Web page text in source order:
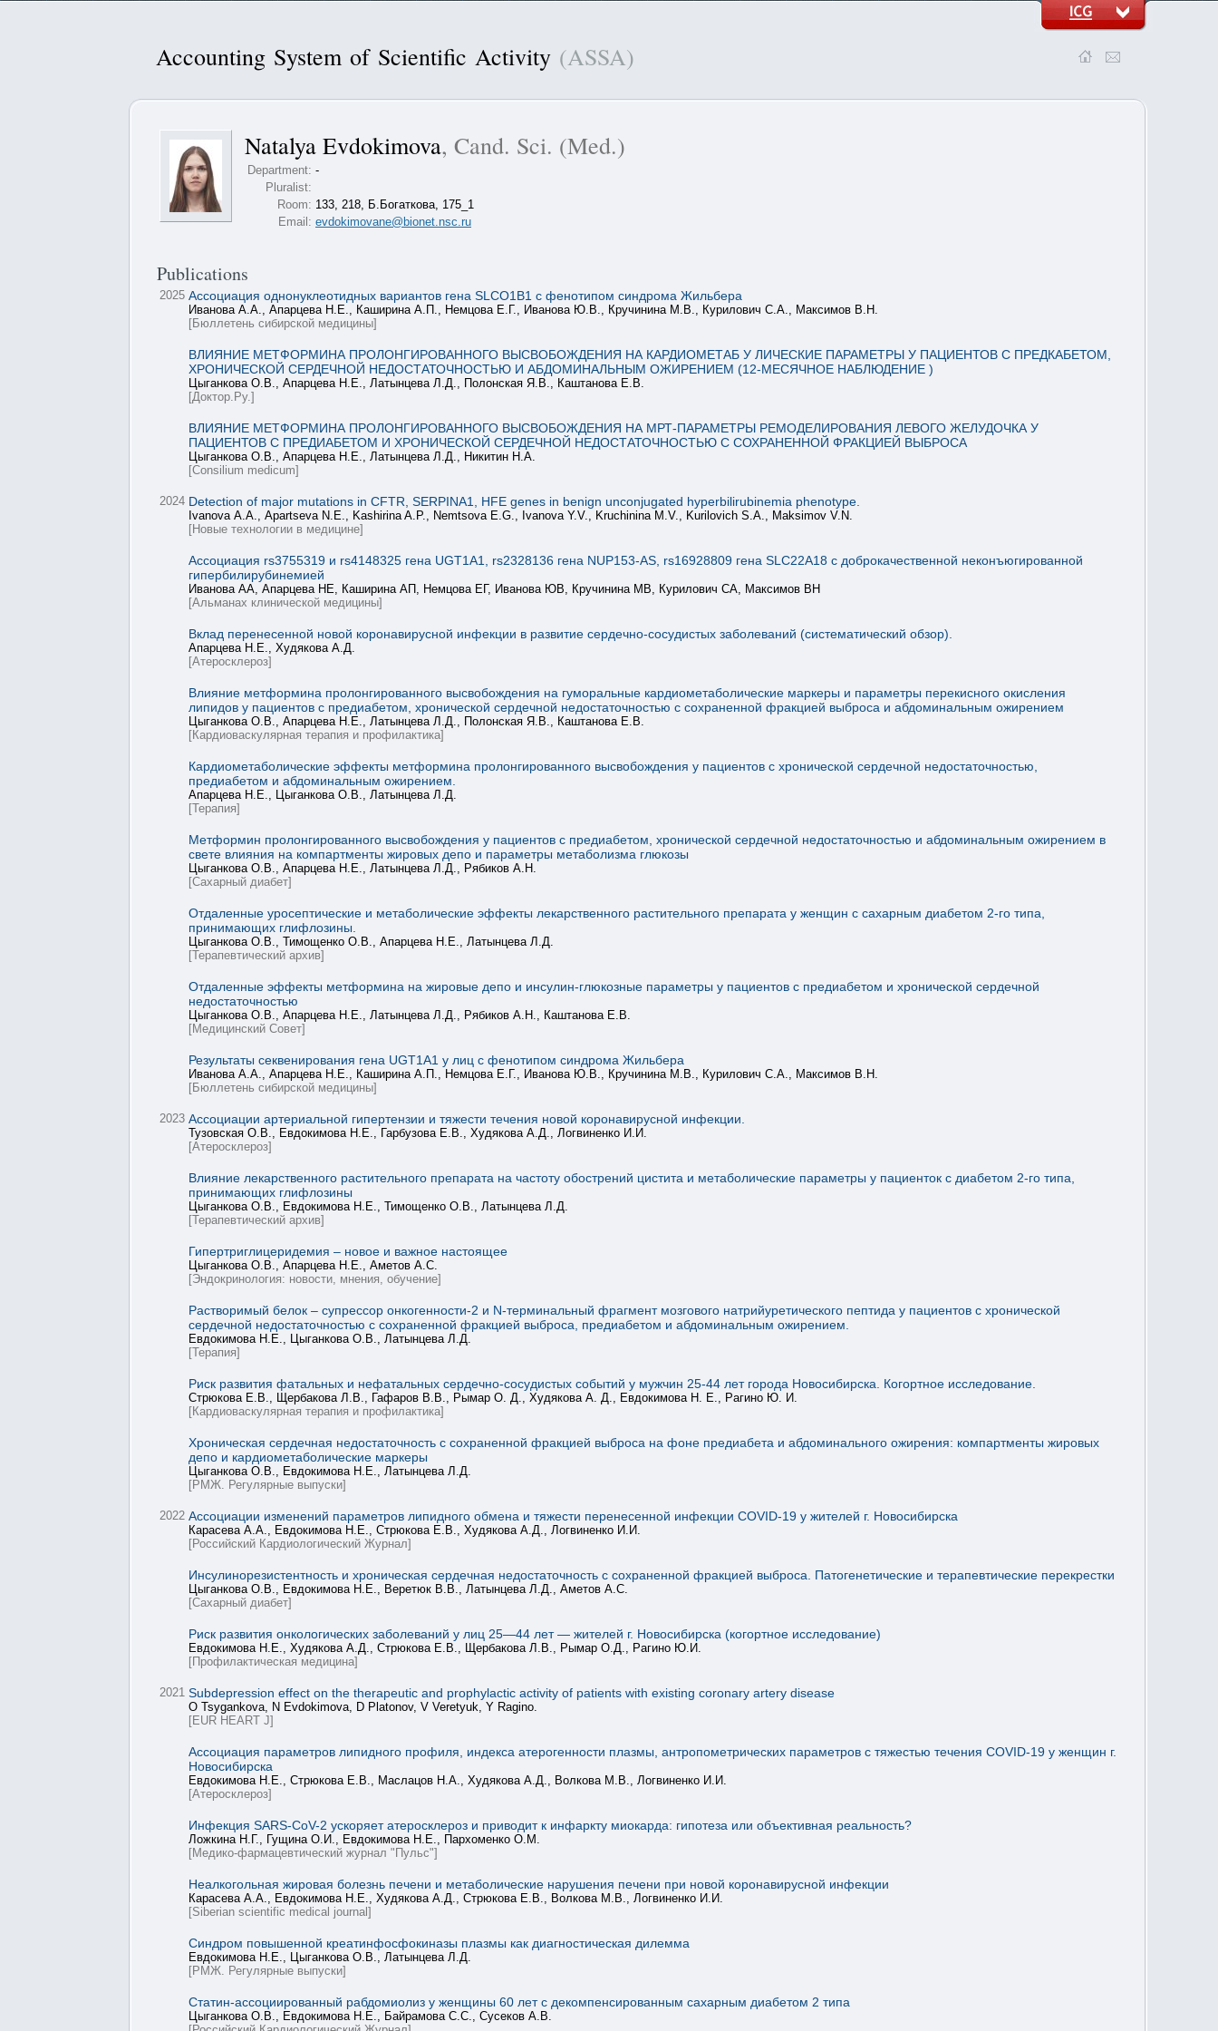
Accounting System of Scientific Activity (ASSA)
Natalya Evdokimova, Cand. Sci. (Med.)
Department: -
Pluralist:
Room: 133, 218, Б.Богаткова, 175_1
Email: evdokimovane@bionet.nsc.ru
Publications
2025 Ассоциация однонуклеотидных вариантов гена SLCO1B1 с фенотипом синдрома Жильбера
Иванова А.А., Апарцева Н.Е., Каширина А.П., Немцова Е.Г., Иванова Ю.В., Кручинина М.В., Курилович С.А., Максимов В.Н.
[Бюллетень сибирской медицины]
ВЛИЯНИЕ МЕТФОРМИНА ПРОЛОНГИРОВАННОГО ВЫСВОБОЖДЕНИЯ НА КАРДИОМЕТАБ У ЛИЧЕСКИЕ ПАРАМЕТРЫ У ПАЦИЕНТОВ С ПРЕДКАБЕТОМ,
ХРОНИЧЕСКОЙ СЕРДЕЧНОЙ НЕДОСТАТОЧНОСТЬЮ И АБДОМИНАЛЬНЫМ ОЖИРЕНИЕМ (12-МЕСЯЧНОЕ НАБЛЮДЕНИЕ )
Цыганкова О.В., Апарцева Н.Е., Латынцева Л.Д., Полонская Я.В., Каштанова Е.В.
[Доктор.Ру.]
ВЛИЯНИЕ МЕТФОРМИНА ПРОЛОНГИРОВАННОГО ВЫСВОБОЖДЕНИЯ НА МРТ-ПАРАМЕТРЫ РЕМОДЕЛИРОВАНИЯ ЛЕВОГО ЖЕЛУДОЧКА У
ПАЦИЕНТОВ С ПРЕДИАБЕТОМ И ХРОНИЧЕСКОЙ СЕРДЕЧНОЙ НЕДОСТАТОЧНОСТЬЮ С СОХРАНЕННОЙ ФРАКЦИЕЙ ВЫБРОСА
Цыганкова О.В., Апарцева Н.Е., Латынцева Л.Д., Никитин Н.А.
[Consilium medicum]
2024 Detection of major mutations in CFTR, SERPINA1, HFE genes in benign unconjugated hyperbilirubinemia phenotype.
Ivanova А.А., Apartseva N.E., Kashirina A.P., Nemtsova E.G., Ivanova Y.V., Kruchinina M.V., Kurilovich S.A., Maksimov V.N.
[Новые технологии в медицине]
Ассоциация rs3755319 и rs4148325 гена UGT1A1, rs2328136 гена NUP153-AS, rs16928809 гена SLC22A18 с доброкачественной неконъюгированной
гипербилирубинемией
Иванова АА, Апарцева НЕ, Каширина АП, Немцова ЕГ, Иванова ЮВ, Кручинина МВ, Курилович СА, Максимов ВН
[Альманах клинической медицины]
Вклад перенесенной новой коронавирусной инфекции в развитие сердечно-сосудистых заболеваний (систематический обзор).
Апарцева Н.Е., Худякова А.Д.
[Атеросклероз]
Влияние метформина пролонгированного высвобождения на гуморальные кардиометаболические маркеры и параметры перекисного окисления
липидов у пациентов с предиабетом, хронической сердечной недостаточностью с сохраненной фракцией выброса и абдоминальным ожирением
Цыганкова О.В., Апарцева Н.Е., Латынцева Л.Д., Полонская Я.В., Каштанова Е.В.
[Кардиоваскулярная терапия и профилактика]
Кардиометаболические эффекты метформина пролонгированного высвобождения у пациентов с хронической сердечной недостаточностью,
предиабетом и абдоминальным ожирением.
Апарцева Н.Е., Цыганкова О.В., Латынцева Л.Д.
[Терапия]
Метформин пролонгированного высвобождения у пациентов с предиабетом, хронической сердечной недостаточностью и абдоминальным ожирением в
свете влияния на компартменты жировых депо и параметры метаболизма глюкозы
Цыганкова О.В., Апарцева Н.Е., Латынцева Л.Д., Рябиков А.Н.
[Сахарный диабет]
Отдаленные уросептические и метаболические эффекты лекарственного растительного препарата у женщин с сахарным диабетом 2-го типа,
принимающих глифлозины.
Цыганкова О.В., Тимощенко О.В., Апарцева Н.Е., Латынцева Л.Д.
[Терапевтический архив]
Отдаленные эффекты метформина на жировые депо и инсулин-глюкозные параметры у пациентов с предиабетом и хронической сердечной
недостаточностью
Цыганкова О.В., Апарцева Н.Е., Латынцева Л.Д., Рябиков А.Н., Каштанова Е.В.
[Медицинский Совет]
Результаты секвенирования гена UGT1A1 у лиц с фенотипом синдрома Жильбера
Иванова А.А., Апарцева Н.Е., Каширина А.П., Немцова Е.Г., Иванова Ю.В., Кручинина М.В., Курилович С.А., Максимов В.Н.
[Бюллетень сибирской медицины]
2023 Ассоциации артериальной гипертензии и тяжести течения новой коронавирусной инфекции.
Тузовская О.В., Евдокимова Н.Е., Гарбузова Е.В., Худякова А.Д., Логвиненко И.И.
[Атеросклероз]
Влияние лекарственного растительного препарата на частоту обострений цистита и метаболические параметры у пациенток с диабетом 2-го типа,
принимающих глифлозины
Цыганкова О.В., Евдокимова Н.Е., Тимощенко О.В., Латынцева Л.Д.
[Терапевтический архив]
Гипертриглицеридемия – новое и важное настоящее
Цыганкова О.В., Апарцева Н.Е., Аметов А.С.
[Эндокринология: новости, мнения, обучение]
Растворимый белок – супрессор онкогенности-2 и N-терминальный фрагмент мозгового натрийуретического пептида у пациентов с хронической
сердечной недостаточностью с сохраненной фракцией выброса, предиабетом и абдоминальным ожирением.
Евдокимова Н.Е., Цыганкова О.В., Латынцева Л.Д.
[Терапия]
Риск развития фатальных и нефатальных сердечно-сосудистых событий у мужчин 25-44 лет города Новосибирска. Когортное исследование.
Стрюкова Е.В., Щербакова Л.В., Гафаров В.В., Рымар О. Д., Худякова А. Д., Евдокимова Н. Е., Рагино Ю. И.
[Кардиоваскулярная терапия и профилактика]
Хроническая сердечная недостаточность с сохраненной фракцией выброса на фоне предиабета и абдоминального ожирения: компартменты жировых
депо и кардиометаболические маркеры
Цыганкова О.В., Евдокимова Н.Е., Латынцева Л.Д.
[РМЖ. Регулярные выпуски]
2022 Ассоциации изменений параметров липидного обмена и тяжести перенесенной инфекции COVID-19 у жителей г. Новосибирска
Карасева А.А., Евдокимова Н.Е., Стрюкова Е.В., Худякова А.Д., Логвиненко И.И.
[Российский Кардиологический Журнал]
Инсулинорезистентность и хроническая сердечная недостаточность с сохраненной фракцией выброса. Патогенетические и терапевтические перекрестки
Цыганкова О.В., Евдокимова Н.Е., Веретюк В.В., Латынцева Л.Д., Аметов А.С.
[Сахарный диабет]
Риск развития онкологических заболеваний у лиц 25—44 лет — жителей г. Новосибирска (когортное исследование)
Евдокимова Н.Е., Худякова А.Д., Стрюкова Е.В., Щербакова Л.В., Рымар О.Д., Рагино Ю.И.
[Профилактическая медицина]
2021 Subdepression effect on the therapeutic and prophylactic activity of patients with existing coronary artery disease
O Tsygankova, N Evdokimova, D Platonov, V Veretyuk, Y Ragino.
[EUR HEART J]
Ассоциация параметров липидного профиля, индекса атерогенности плазмы, антропометрических параметров с тяжестью течения COVID-19 у женщин г.
Новосибирска
Евдокимова Н.Е., Стрюкова Е.В., Маслацов Н.А., Худякова А.Д., Волкова М.В., Логвиненко И.И.
[Атеросклероз]
Инфекция SARS-CoV-2 ускоряет атеросклероз и приводит к инфаркту миокарда: гипотеза или объективная реальность?
Ложкина Н.Г., Гущина О.И., Евдокимова Н.Е., Пархоменко О.М.
[Медико-фармацевтический журнал "Пульс"]
Неалкогольная жировая болезнь печени и метаболические нарушения печени при новой коронавирусной инфекции
Карасева А.А., Евдокимова Н.Е., Худякова А.Д., Стрюкова Е.В., Волкова М.В., Логвиненко И.И.
[Siberian scientific medical journal]
Синдром повышенной креатинфосфокиназы плазмы как диагностическая дилемма
Евдокимова Н.Е., Цыганкова О.В., Латынцева Л.Д.
[РМЖ. Регулярные выпуски]
Статин-ассоциированный рабдомиолиз у женщины 60 лет с декомпенсированным сахарным диабетом 2 типа
Цыганкова О.В., Евдокимова Н.Е., Байрамова С.С., Сусеков А.В.